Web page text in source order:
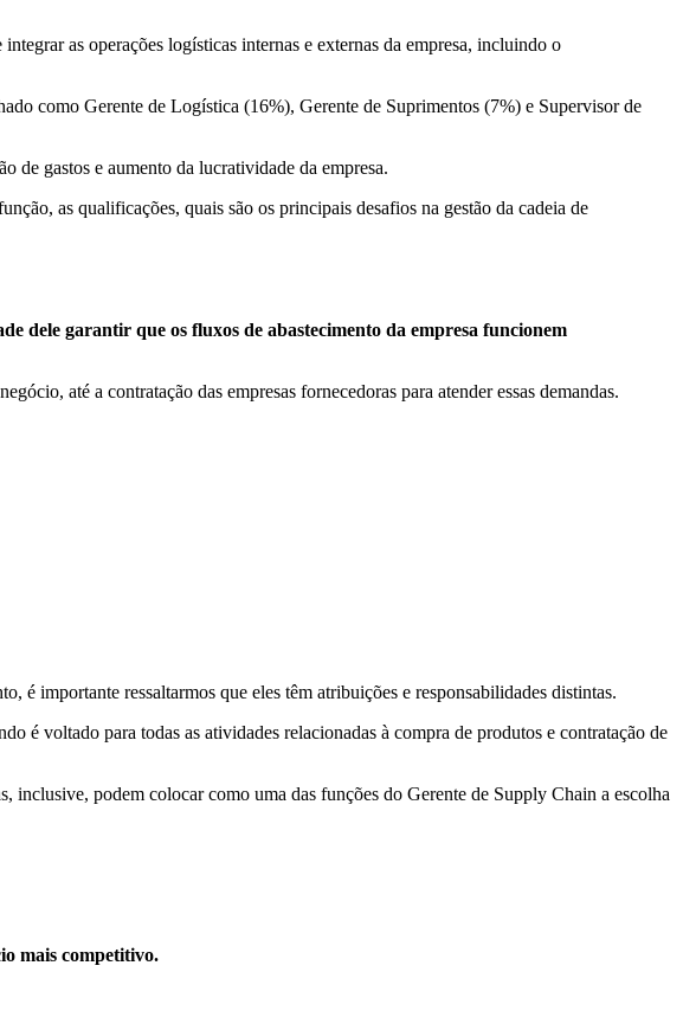
as operações logísticas internas e externas da empresa, incluindo o
como Gerente de Logística (16%), Gerente de Suprimentos (7%) e Supervisor de
de gastos e aumento da lucratividade da empresa.
as qualificações, quais são os principais desafios na gestão da cadeia de
dele garantir que os fluxos de abastecimento da empresa funcionem
até a contratação das empresas fornecedoras para atender essas demandas.
é importante ressaltarmos que eles têm atribuições e responsabilidades distintas.
é voltado para todas as atividades relacionadas à compra de produtos e contratação de
inclusive, podem colocar como uma das funções do Gerente de Supply Chain a escolha
mais competitivo.